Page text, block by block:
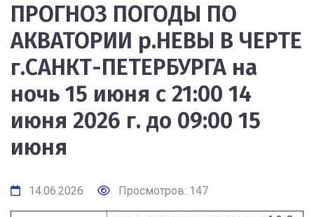
ПРОГНОЗ ПОГОДЫ ПО
АКВАТОРИИ р.НЕВЫ В ЧЕРТЕ
г.САНКТ-ПЕТЕРБУРГА на
ночь 15 июня с 21:00 14
июня 2026 г. до 09:00 15
июня
14.06.2026 Просмотров: 147